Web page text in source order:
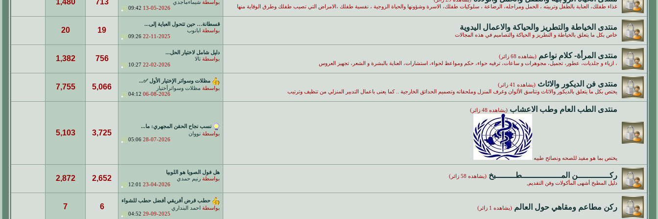
غذاء طفلك، العناية بالطفل وتربيته ، الحمل ومراحله، الرضاعة ، سلوكيات طفلك، الاسرة وشؤونها والحياة الزوجية ، نفسية طفلك ،الامراض التي تصيب طفلك وطرق الوقاية منها
بواسطة شيماءماجدي
13-05-2026
09:42
713
1,480
منتدى الخياطة والتطريز والحياكة والاعمال اليدوية
خاص بكل ما يتعلق بالخياطة و التطريز و الحياكة والتصاميم في هذه المجالات
قسطانة… حين تتحول العباية إلى...
بواسطة
ابانوب
22-11-2025
09:26
19
20
منتدى المرأة- كلام نواعم (يشاهده 68 زائر)
، ازياء و جلديات، عطور، تجميل، مجوهرات و ساعات، ترفيه حواء، حكم ومواعظ لحواء، استشارات، العناية بالبشرة و الشعر، تجهيز العروس
دليل شامل لاختيار الحل...
بواسطة تالا
22-02-2026
10:27
756
1,382
منتدى فن الديكور والاثاث (يشاهده 41 زائر)
يختص بكل ما يتعلق بالديكور والاثاث وتناسق الألوان وغرف المنزل وملحقاته وتصميم الحدائق الخارجية .. كما يعنى باعمال التدبير المنزلي من تنظيف وترتيب
مظلات وسواتر الإختيار الأول ✅...
بواسطة مظلات وسواترأختيار
06-08-2026
04:12
5,066
7,755
منتدى الطب العام وطب الاعشاب (يشاهده 48 زائر)
يختص بما هو مفيد للصحه ونصائح طبيه
نسب نجاح الحقن المجهري: ما...
بواسطة نووان
28-07-2026
05:06
3,725
5,103
ركـــــــــــــن المــــــــــــــــطــــــــبخ (يشاهده 58 زائر)
دليل المطبخ أشهى المأكولات وفن التقديم,
هل فول الصويا هو اللوبيا
بواسطة رنيم حمدي
23-04-2026
12:01
2,652
2,872
ركن مطاعم ومقاهي حول العالم (يشاهده 1 زائر)
حطب قرض أفريقي أفضل حطب للشواء
بواسطة
احمد البنداري
29-09-2025
04:52
6
7